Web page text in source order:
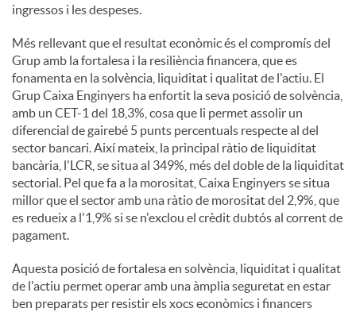
ingressos i les despeses.
Més rellevant que el resultat econòmic és el compromís del
Grup amb la fortalesa i la resiliència financera, que es
fonamenta en la solvència, liquiditat i qualitat de l'actiu. El
Grup Caixa Enginyers ha enfortit la seva posició de solvència,
amb un CET-1 del 18,3%, cosa que li permet assolir un
diferencial de gairebé 5 punts percentuals respecte al del
sector bancari. Així mateix, la principal ràtio de liquiditat
bancària, l'LCR, se situa al 349%, més del doble de la liquiditat
sectorial. Pel que fa a la morositat, Caixa Enginyers se situa
millor que el sector amb una ràtio de morositat del 2,9%, que
es redueix a l'1,9% si se n'exclou el crèdit dubtós al corrent de
pagament.
Aquesta posició de fortalesa en solvència, liquiditat i qualitat
de l'actiu permet operar amb una àmplia seguretat en estar
ben preparats per resistir els xocs econòmics i financers